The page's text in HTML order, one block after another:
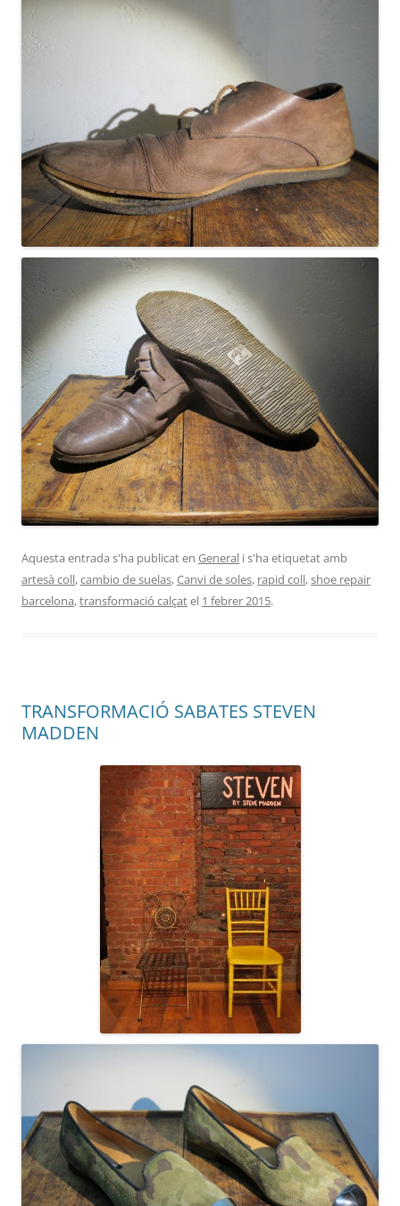
Aquesta entrada s'ha publicat en General i s'ha etiquetat amb
artesà coll,cambio de suelas,Canvi de soles, rapid coll,shoe repair
barcelona,transformació calçatel 1 febrer 2015.
TRANSFORMACIÓ SABATES STEVEN
MADDEN